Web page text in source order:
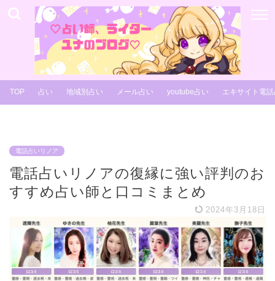
TOP 占い 地域別占い メール占い youtube占い エキサイト電
電話占いリノア
電話占いリノアの復縁に強い評判のお
すすめ占い師と口コミまとめ
2024年3月18日